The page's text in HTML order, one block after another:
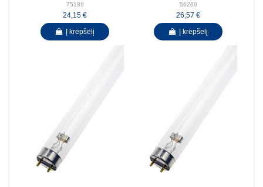
75189
24,15 €
Į krepšelį
56260
26,57 €
Į krepšelį